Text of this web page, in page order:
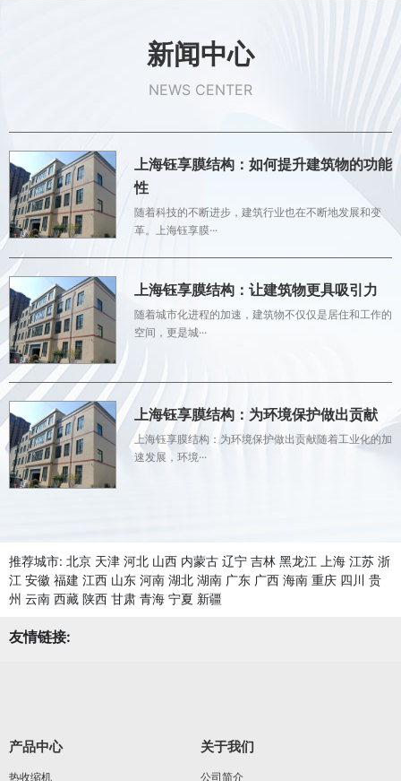
新闻中心
NEWS CENTER
上海钰享膜结构：如何提升建筑物的功能
性
随着科技的不断进步，建筑行业也在不断地发展和变
革。上海钰享膜···
上海钰享膜结构：让建筑物更具吸引力
随着城市化进程的加速，建筑物不仅仅是居住和工作的
空间，更是城···
上海钰享膜结构：为环境保护做出贡献
上海钰享膜结构：为环境保护做出贡献随着工业化的加
速发展，环境···
推荐城市: 北京 天津 河北 山西 内蒙古 辽宁 吉林 黑龙江 上海 江苏 浙
江 安徽 福建 江西 山东 河南 湖北 湖南 广东 广西 海南 重庆 四川 贵
州 云南 西藏 陕西 甘肃 青海 宁夏 新疆
友情链接:
产品中心
热收缩机
关于我们
公司简介